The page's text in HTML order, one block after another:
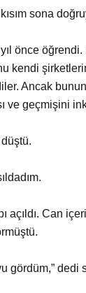
sona
önce
kendi
Ancak
ve geçmişini
açıldı. Can
gördüm,” dedi